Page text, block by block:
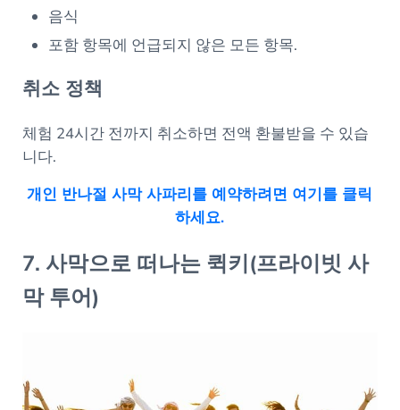
음식
포함 항목에 언급되지 않은 모든 항목.
취소 정책
체험 24시간 전까지 취소하면 전액 환불받을 수 있습
니다.
개인 반나절 사막 사파리를 예약하려면 여기를 클릭
하세요.
7. 사막으로 떠나는 퀵키(프라이빗 사
막 투어)